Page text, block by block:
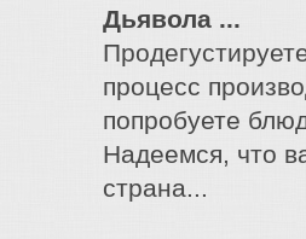
Дьявола ...
процесс
попробуете
Надеемся, что
страна...